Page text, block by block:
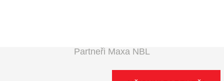
Partneři Maxa NBL